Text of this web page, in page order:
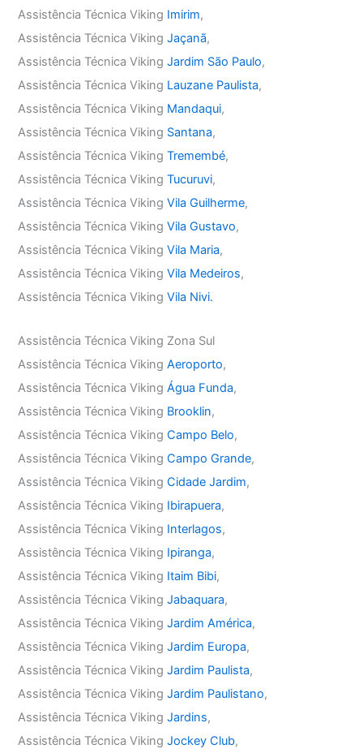
Assistência Técnica Viking Imirim,
Assistência Técnica VikingJaçanã,
Assistência Técnica VikingJardim São Paulo,
Assistência Técnica Viking Lauzane Paulista,
Assistência Técnica Viking Mandaqui,
Assistência Técnica Viking Santana,
Assistência Técnica VikingTremembé,
Assistência Técnica VikingTucuruvi,
Assistência Técnica VikingVila Guilherme,
Assistência Técnica VikingVila Gustavo,
Assistência Técnica VikingVila Maria,
Assistência Técnica VikingVila Medeiros,
Assistência Técnica VikingVila Nivi.
Assistência Técnica Viking Zona Sul
Assistência Técnica VikingAeroporto,
Assistência Técnica VikingÁgua Funda,
Assistência Técnica Viking Brooklin,
Assistência Técnica VikingCampo Belo,
Assistência Técnica VikingCampo Grande,
Assistência Técnica VikingCidade Jardim,
Assistência Técnica Viking Ibirapuera,
Assistência Técnica Viking Interlagos,
Assistência Técnica Viking Ipiranga,
Assistência Técnica Viking Itaim Bibi,
Assistência Técnica VikingJabaquara,
Assistência Técnica VikingJardim América,
Assistência Técnica VikingJardim Europa,
Assistência Técnica VikingJardim Paulista,
Assistência Técnica VikingJardim Paulistano,
Assistência Técnica VikingJardins,
Assistência Técnica VikingJockey Club,